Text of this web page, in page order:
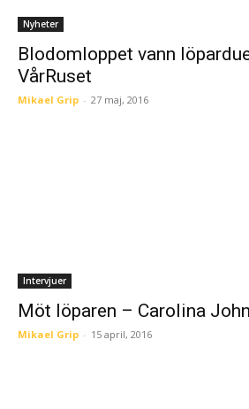
Nyheter
Blodomloppet vann
VårRuset
Mikael Grip - 27 maj, 2016
Intervjuer
Möt löparen – Carolina
Mikael Grip - 15 april, 2016